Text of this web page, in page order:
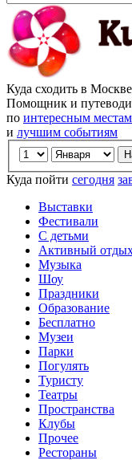
Куда сходить в
Помощник и
по интересным местам
и лучшим событиям
Куда пойти сегодня
Выставки
Фестивали
С детьми
Активный
Музыка
Шоу
Праздники
Образование
Бесплатно
Музеи
Парки
Погулять
Туристу
Театры
Пространства
Клубы
Прочее
Рестораны